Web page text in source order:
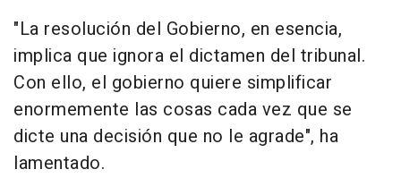
"La resolución del Gobierno, en esencia,
implica que ignora el dictamen del tribunal.
Con ello, el gobierno quiere simplificar
enormemente las cosas cada vez que se
dicte una decisión que no le agrade", ha
lamentado.